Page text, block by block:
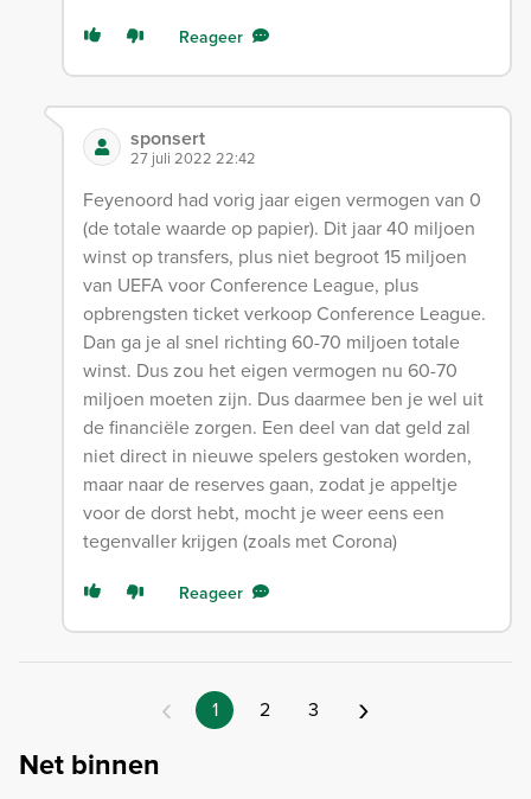
Reageer
sponsert
27 juli 2022 22:42
Feyenoord had vorig jaar eigen vermogen van 0
(de totale waarde op papier). Dit jaar 40 miljoen
winst op transfers, plus niet begroot 15 miljoen
van UEFA voor Conference League, plus
opbrengsten ticket verkoop Conference League.
Dan ga je al snel richting 60-70 miljoen totale
winst. Dus zou het eigen vermogen nu 60-70
miljoen moeten zijn. Dus daarmee ben je wel uit
de financiële zorgen. Een deel van dat geld zal
niet direct in nieuwe spelers gestoken worden,
maar naar de reserves gaan, zodat je appeltje
voor de dorst hebt, mocht je weer eens een
tegenvaller krijgen (zoals met Corona)
Reageer
‹ 1 2 3 ›
Net binnen